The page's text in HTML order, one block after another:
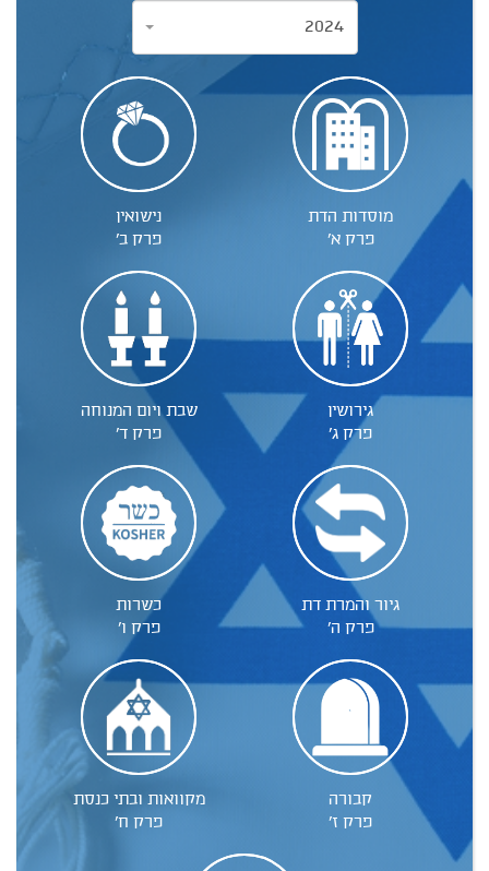
2024
מוסדות הדת
פרק א'
נישואין
פרק ב'
גירושין
פרק ג'
שבת ויום המנוחה
פרק ד'
גיור והמרת דת
פרק ה'
כשרות
פרק ו'
קבורה
פרק ז'
מקוואות ובתי כנסת
פרק ח'